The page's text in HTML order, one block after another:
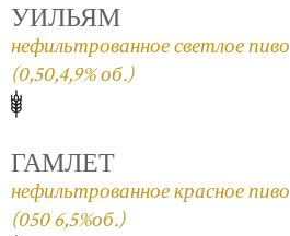
УИЛЬЯМ
нефильтрованное светлое пиво
(0,50,4,9% об.)
ГАМЛЕТ
нефильтрованное красное пиво
(050 6,5%об.)